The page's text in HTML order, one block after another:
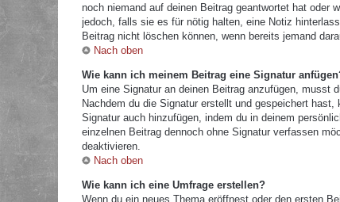
noch niemand auf deinen Beitrag geantwortet hat oder
jedoch, falls sie es für nötig halten, eine Notiz
Beitrag nicht löschen können, wenn bereits jemand
Nach oben
Wie kann ich meinem Beitrag eine Signatur
Um eine Signatur an deinen Beitrag anzufügen, musst
Nachdem du die Signatur erstellt und gespeichert
Signatur auch hinzufügen, indem du in deinem
einzelnen Beitrag dennoch ohne Signatur verfassen
deaktivieren.
Nach oben
Wie kann ich eine Umfrage erstellen?
Wenn du ein neues Thema eröffnest oder den ersten